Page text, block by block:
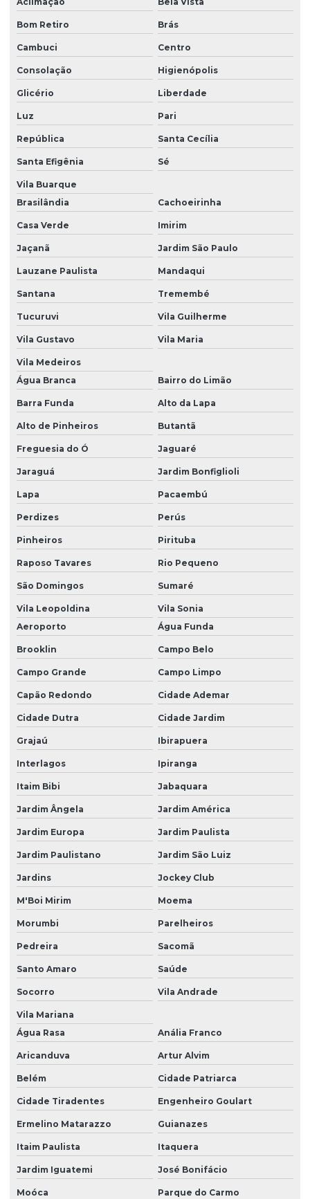
Suporte extintor aço inox
Suporte extintor inox
Bom Retiro Brás
Cambuci Centro
Consolação Higienópolis
Glicério Liberdade
Luz Pari
República Santa Cecília
Santa Efigênia Sé
Vila Buarque
Brasilândia
Cachoeirinha
Casa Verde Imirim
Jaçanã Jardim São Paulo
Lauzane Paulista Mandaqui
Santana Tremembé
Tucuruvi Vila Guilherme
Vila Gustavo Vila Maria
Vila Medeiros
Água Branca
Bairro do Limão
Barra Funda Alto da Lapa
Alto de Pinheiros Butantã
Freguesia do Ó Jaguaré
Jaraguá Jardim Bonfiglioli
Lapa Pacaembú
Perdizes Perús
Pinheiros Pirituba
Raposo Tavares Rio Pequeno
São Domingos Sumaré
Vila Leopoldina
Vila Sonia
Aeroporto
Água Funda
Brooklin Campo Belo
Campo Grande Campo Limpo
Capão Redondo Cidade Ademar
Cidade Dutra Cidade Jardim
Grajaú Ibirapuera
Interlagos Ipiranga
Itaim Bibi Jabaquara
Jardim Ângela Jardim América
Jardim Europa Jardim Paulista
Jardim Paulistano Jardim São Luiz
Jardins Jockey Club
M'Boi Mirim Moema
Morumbi Parelheiros
Pedreira Sacomã
Santo Amaro Saúde
Socorro Vila Andrade
Vila Mariana
Água Rasa
Anália Franco
Aricanduva Artur Alvim
Belém Cidade Patriarca
Cidade Tiradentes Engenheiro Goulart
Ermelino Matarazzo Guianazes
Itaim Paulista Itaquera
Jardim Iguatemi José Bonifácio
Moóca Parque do Carmo